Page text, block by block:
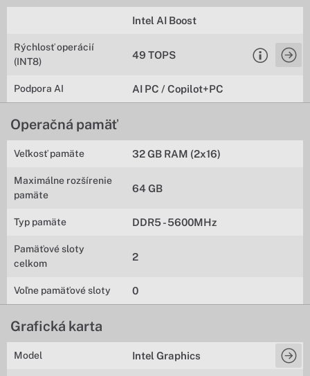
Intel AI Boost
Rýchlosť operácií
(INT8)
49 TOPS
Podpora AI AI PC / Copilot+PC
Operačná pamäť
Veľkosť pamäte 32 GB RAM (2x16)
Maximálne rozšírenie
pamäte
64 GB
Typ pamäte DDR5 - 5600MHz
Pamäťové sloty
celkom
2
Voľne pamäťové sloty 0
Grafická karta
Model Intel Graphics